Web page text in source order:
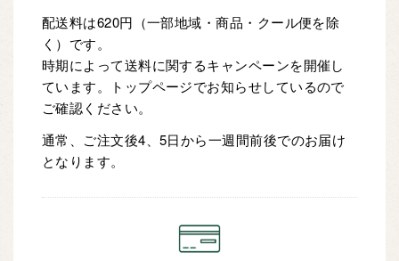
配送料は620円（一部地域・商品・クール便を除
く）です。
時期によって送料に関するキャンペーンを開催し
ています。トップページでお知らせしているので
ご確認ください。
通常、ご注文後4、5日から一週間前後でのお届け
となります。